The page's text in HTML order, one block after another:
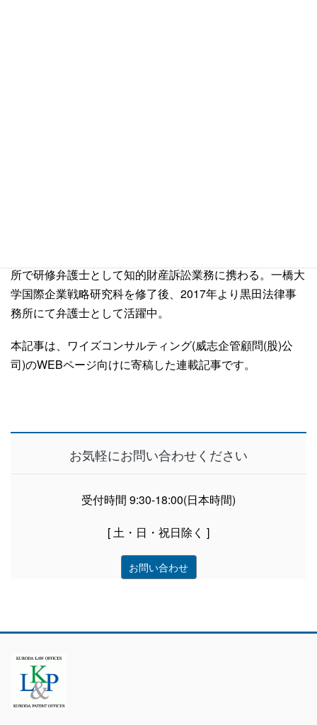
所で研修弁護士として知的財産訴訟業務に携わる。一橋大
学国際企業戦略研究科を修了後、2017年より黒田法律事
務所にて弁護士として活躍中。
本記事は、ワイズコンサルティング(威志企管顧問(股)公
司)のWEBページ向けに寄稿した連載記事です。
お気軽にお問い合わせください
受付時間 9:30-18:00(日本時間)
[ 土・日・祝日除く ]
お問い合わせ